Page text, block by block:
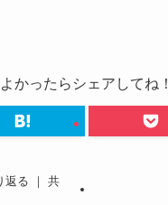
よかったらシェアしてね！
返る ｜ 共